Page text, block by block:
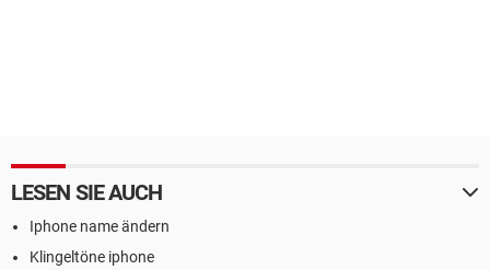
LESEN SIE AUCH
Iphone name ändern
Klingeltöne iphone